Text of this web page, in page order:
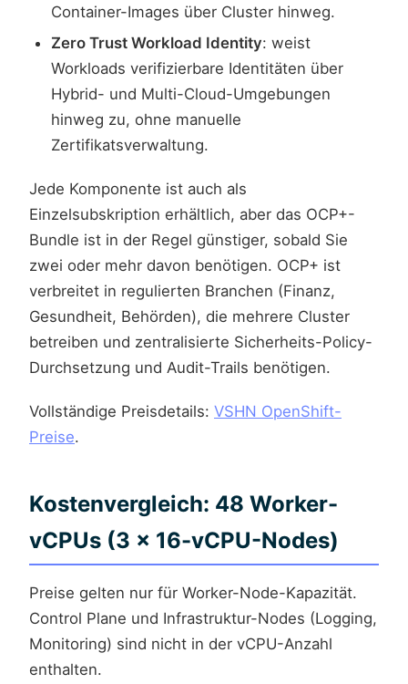
Container-Images über Cluster hinweg.
Zero Trust Workload Identity: weist
Workloads verifizierbare Identitäten über
Hybrid- und Multi-Cloud-Umgebungen
hinweg zu, ohne manuelle
Zertifikatsverwaltung.
Jede Komponente ist auch als
Einzelsubskription erhältlich, aber das OCP+-
Bundle ist in der Regel günstiger, sobald Sie
zwei oder mehr davon benötigen. OCP+ ist
verbreitet in regulierten Branchen (Finanz,
Gesundheit, Behörden), die mehrere Cluster
betreiben und zentralisierte Sicherheits-Policy-
Durchsetzung und Audit-Trails benötigen.
Vollständige Preisdetails: VSHN OpenShift-
Preise.
Kostenvergleich: 48 Worker-
vCPUs (3 × 16-vCPU-Nodes)
Preise gelten nur für Worker-Node-Kapazität.
Control Plane und Infrastruktur-Nodes (Logging,
Monitoring) sind nicht in der vCPU-Anzahl
enthalten.